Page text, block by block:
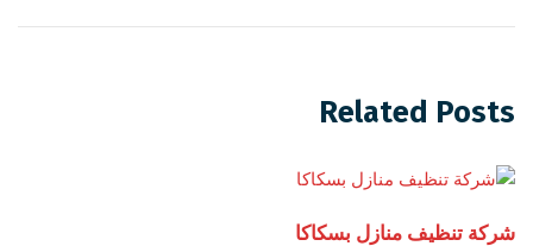
Related Posts
شركة تنظيف منازل بسكاكا